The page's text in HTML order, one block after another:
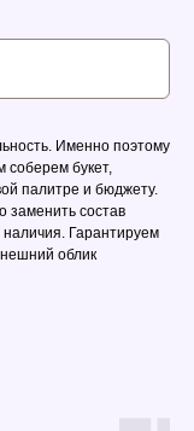
Именно поэтому
соберем букет,
палитре и бюджету.
заменить состав
наличия. Гарантируем
облик